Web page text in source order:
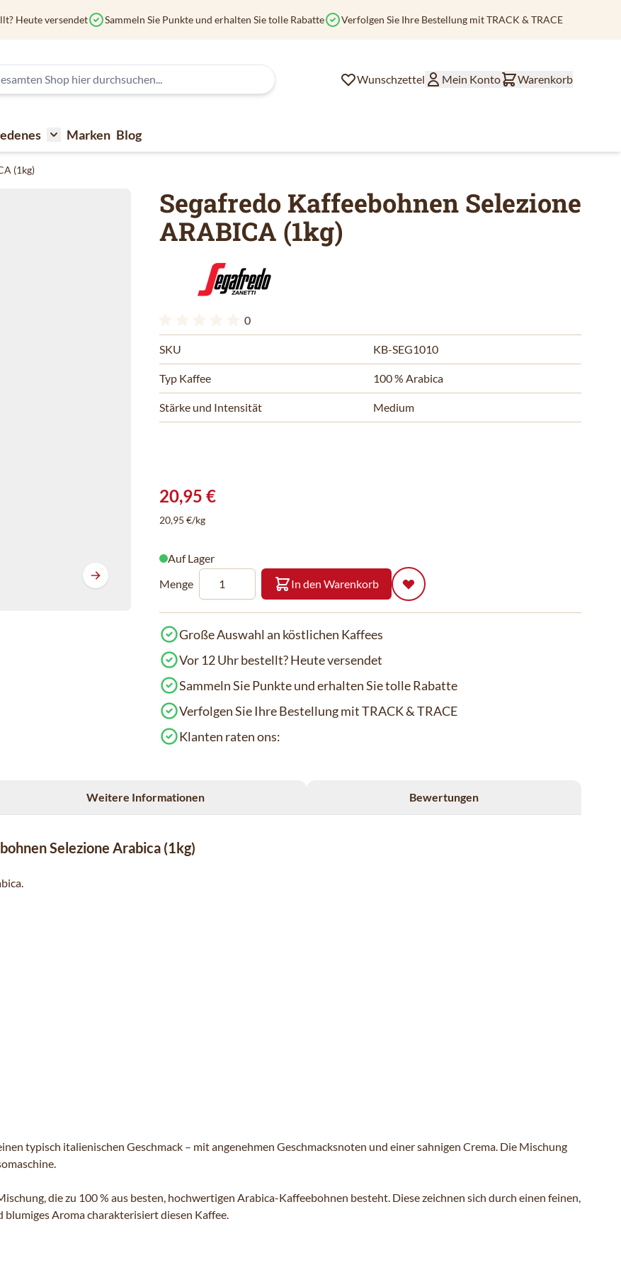
Heute versendet Sammeln Sie Punkte und erhalten Sie tolle Rabatte Verfolgen Sie Ihre Bestellung mit TRACK & TRACE
Wunschzettel Mein Konto Warenkorb
for Kaffeezubehör
Toggle submenu for Verschiedenes
Marken Blog
(1kg)
Segafredo Kaffeebohnen Selezione
ARABICA (1kg)
0
SKU KB-SEG1010
Typ Kaffee 100 % Arabica
Stärke und Intensität Medium
20,95 €
20,95 €/kg
Auf Lager
Menge
In den Warenkorb
Große Auswahl an köstlichen Kaffees
Vor 12 Uhr bestellt? Heute versendet
Sammeln Sie Punkte und erhalten Sie tolle Rabatte
Verfolgen Sie Ihre Bestellung mit TRACK & TRACE
Klanten raten ons:
Weitere Informationen Bewertungen
Selezione Arabica (1kg)
typisch italienischen Geschmack – mit angenehmen Geschmacksnoten und einer sahnigen Crema. Die Mischung
die zu 100 % aus besten, hochwertigen Arabica-Kaffeebohnen besteht. Diese zeichnen sich durch einen feinen,
blumiges Aroma charakterisiert diesen Kaffee.